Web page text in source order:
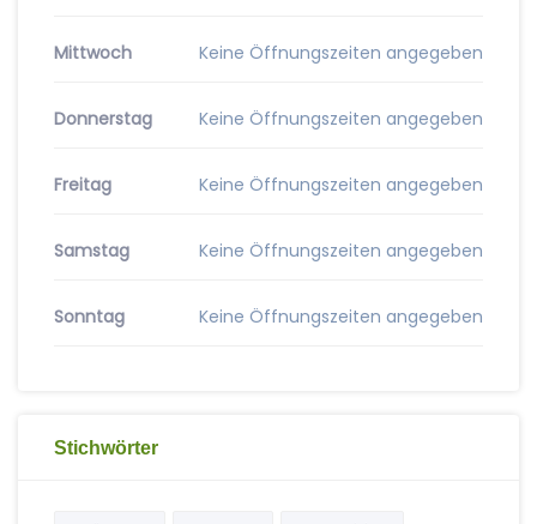
Mittwoch Keine Öffnungszeiten angegeben
Donnerstag Keine Öffnungszeiten angegeben
Freitag Keine Öffnungszeiten angegeben
Samstag Keine Öffnungszeiten angegeben
Sonntag Keine Öffnungszeiten angegeben
Stichwörter